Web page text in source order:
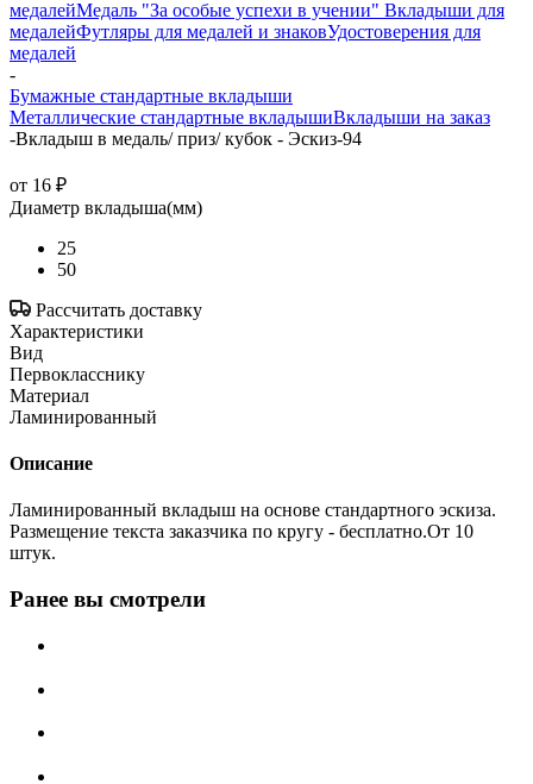
медалейМедаль "За особые успехи в учении" Вкладыши для
медалейФутляры для медалей и знаковУдостоверения для
медалей
-
Бумажные стандартные вкладыши
Металлические стандартные вкладышиВкладыши на заказ
-Вкладыш в медаль/ приз/ кубок - Эскиз-94
от 16 ₽
Диаметр вкладыша(мм)
25
50
Рассчитать доставку
Характеристики
Вид
Первокласснику
Материал
Ламинированный
Описание
Ламинированный вкладыш на основе стандартного эскиза.
Размещение текста заказчика по кругу - бесплатно.От 10
штук.
Ранее вы смотрели